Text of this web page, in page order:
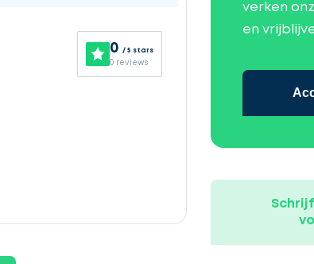
0 / 5 stars
0 reviews
verken
en